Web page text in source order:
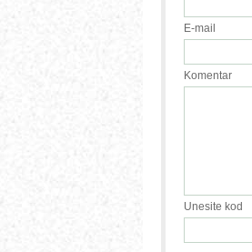
E-mail
Komentar
Unesite kod